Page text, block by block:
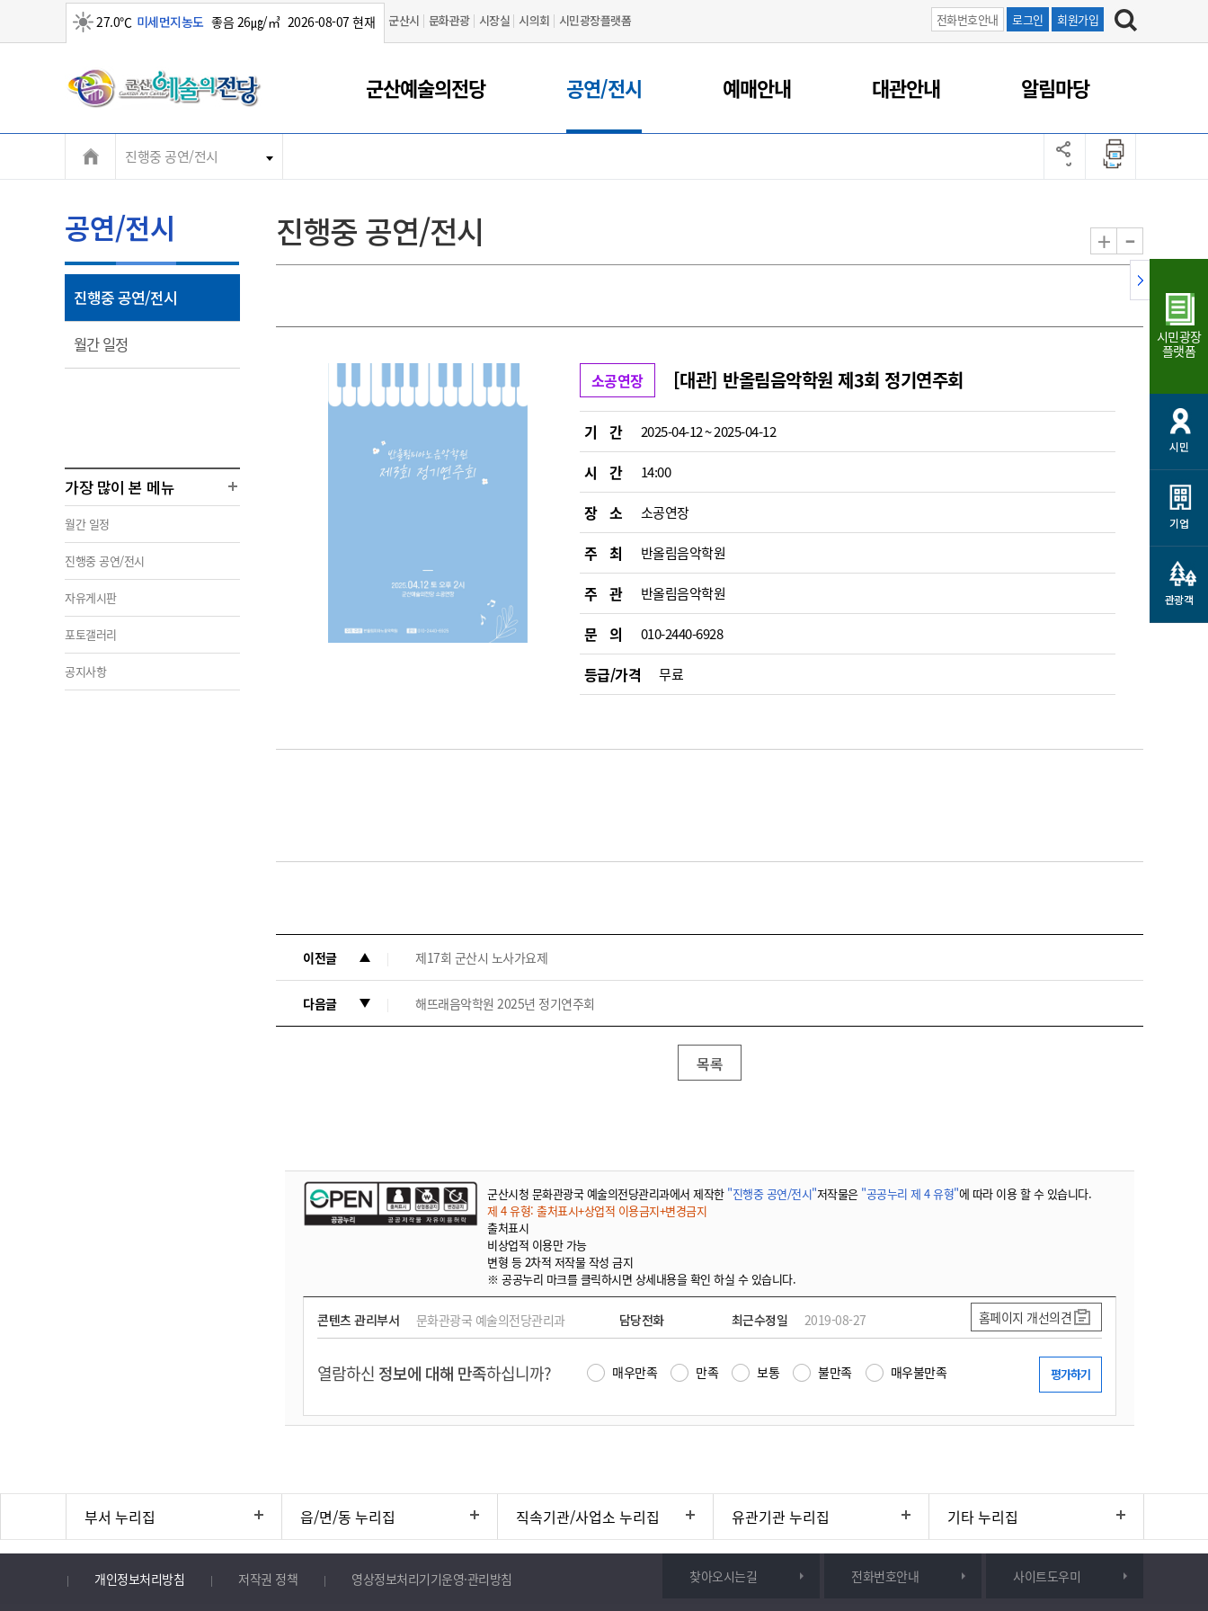
27.0℃ 미세먼지농도 좋음 26㎍/㎥ 2026-08-07 현재 군산시 문화관광 시장실 시의회 시민광장플랫폼 전화번호안내 로그인 회원가입
군
산
시
군산예술의전당 공연/전시 예매안내 대관안내 알림마당
진행중 공연/전시
공연/전시
진행중 공연/전시
림
월간 일정
림
가장 많이 본 메뉴
월간 일정
진행중 공연/전시
자유게시판
포토갤러리
공지사항
진행중 공연/전시 + -
소공연장 [대관] 반올림음악학원 제3회 정기연주회
기 간 2025-04-12 ~ 2025-04-12
시 간 14:00
장 소 소공연장
주 최 반올림음악학원
주 관 반올림음악학원
문 의 010-2440-6928
등급/가격 무료
이전글 제17회 군산시 노사가요제
다음글 해뜨래음악학원 2025년 정기연주회
목록
군산시청 문화관광국 예술의전당관리과에서 제작한 "진행중 공연/전시"저작물은 "공공누리 제 4 유형"에 따라 이용 할 수 있습니다.
제 4 유형: 출처표시+상업적 이용금지+변경금지
출처표시
비상업적 이용만 가능
변형 등 2차적 저작물 작성 금지
※ 공공누리 마크를 클릭하시면 상세내용을 확인 하실 수 있습니다.
콘텐츠 관리부서 문화관광국 예술의전당관리과 담당전화 최근수정일 2019-08-27 홈페이지 개선의견
열람하신 정보에 대해 만족하십니까? 매우만족 만족 보통 불만족 매우불만족
부서 누리집 읍/면/동 누리집 직속기관/사업소 누리집 유관기관 누리집 기타 누리집
개인정보처리방침 저작권 정책 영상정보처리기기운영·관리방침 찾아오시는길 전화번호안내 사이트도우미
시민광장
플랫폼
시민
기업
관광객